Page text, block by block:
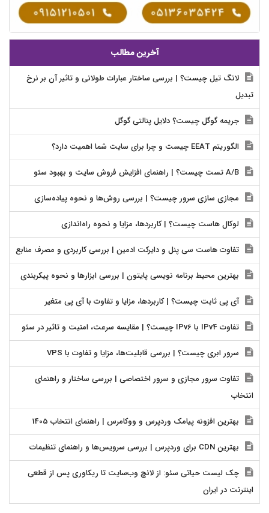
آخرین مطالب
لانگ تیل چیست؟ | بررسی ساختار عبارات طولانی و تاثیر آن بر نرخ
تبدیل
جریمه گوگل چیست؟ دلایل پنالتی گوگل
الگوریتم EEAT چیست و چرا برای سایت شما اهمیت دارد؟
مجازی سازی سرور چیست؟ | بررسی روش‌ها و نحوه پیاده‌سازی
لوکال هاست چیست؟ | کاربردها، مزایا و نحوه راه‌اندازی
تفاوت هاست سی پنل و دایرکت ادمین | بررسی کاربردی و مصرف منابع
بهترین محیط برنامه نویسی پایتون | بررسی ابزارها و نحوه پیکربندی
آی پی ثابت چیست؟ | کاربردها، مزایا و تفاوت با آی پی متغیر
تفاوت IPv4 با IPv6 چیست؟ | مقایسه سرعت، امنیت و تاثیر در سئو
سرور ابری چیست؟ | بررسی قابلیت‌ها، مزایا و تفاوت با VPS
تفاوت سرور مجازی و سرور اختصاصی | بررسی ساختار و راهنمای
انتخاب
بهترین افزونه پیامک وردپرس و ووکامرس | راهنمای انتخاب 1405
بهترین CDN برای وردپرس | بررسی سرویس‌ها و راهنمای تنظیمات
چک لیست حیاتی سئو: از لانچ وب‌سایت تا ریکاوری پس از قطعی
اینترنت در ایران